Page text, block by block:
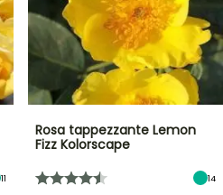
11
Rosa tappezzante Lemon
Fizz Kolorscape
14